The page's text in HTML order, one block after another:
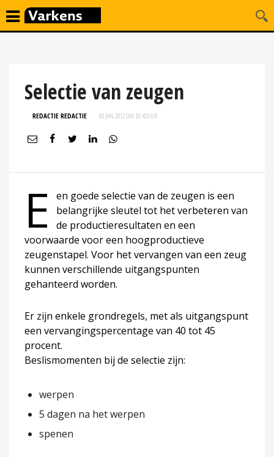
Selectie van zeugen
REDACTIE REDACTIE 03 JAN 2012 OM 10:42UUR
E
en goede selectie van de zeugen is een
belangrijke sleutel tot het verbeteren van
de productieresultaten en een
voorwaarde voor een hoogproductieve
zeugenstapel. Voor het vervangen van een zeug
kunnen verschillende uitgangspunten
gehanteerd worden.
Er zijn enkele grondregels, met als uitgangspunt
een vervangingspercentage van 40 tot 45
procent.
Beslismomenten bij de selectie zijn:
werpen
5 dagen na het werpen
spenen